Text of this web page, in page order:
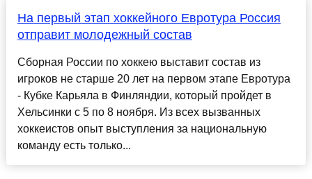
На первый этап хоккейного Евротура Россия
отправит молодежный состав
Сборная России по хоккею выставит состав из
игроков не старше 20 лет на первом этапе Евротура
- Кубке Карьяла в Финляндии, который пройдет в
Хельсинки с 5 по 8 ноября. Из всех вызванных
хоккеистов опыт выступления за национальную
команду есть только...